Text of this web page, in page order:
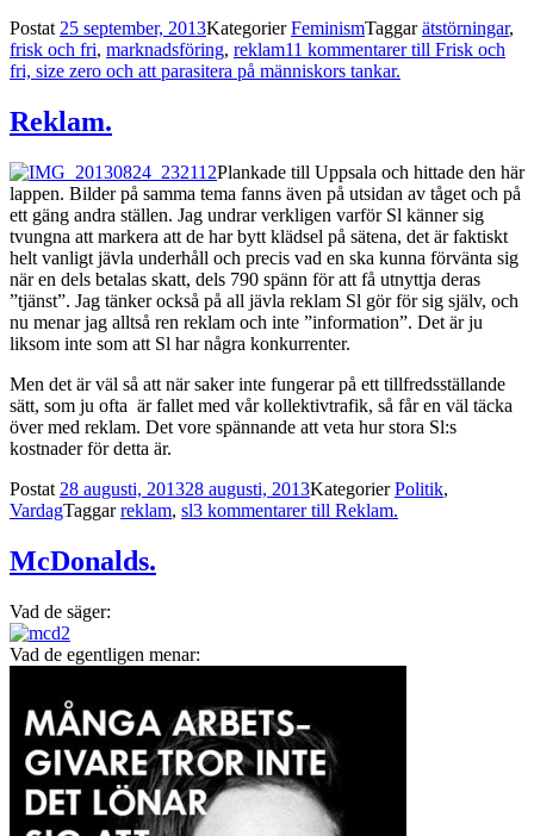
Postat 25 september, 2013KategorierFeminismTaggarätstörningar,
frisk och fri, marknadsföring, reklam11 kommentarertill Frisk och
fri, size zero och att parasitera på människors tankar.
Reklam.
Plankade till Uppsala och hittade den här
lappen. Bilder på samma tema fanns även på utsidan av tåget och på
ett gäng andra ställen. Jag undrar verkligen varför Sl känner sig
tvungna att markera att de har bytt klädsel på sätena, det är faktiskt
helt vanligt jävla underhåll och precis vad en ska kunna förvänta sig
när en dels betalas skatt, dels 790 spänn för att få utnyttja deras
”tjänst”. Jag tänker också på all jävla reklam Sl gör för sig själv, och
nu menar jag alltså ren reklam och inte ”information”. Det är ju
liksom inte som att Sl har några konkurrenter.
Men det är väl så att när saker inte fungerar på ett tillfredsställande
sätt, som ju ofta är fallet med vår kollektivtrafik, så får en väl täcka
över med reklam. Det vore spännande att veta hur stora Sl:s
kostnader för detta är.
Postat 28 augusti, 201328 augusti, 2013KategorierPolitik,
VardagTaggarreklam, sl3 kommentarertill Reklam.
McDonalds.
Vad de säger:
Vad de egentligen menar: